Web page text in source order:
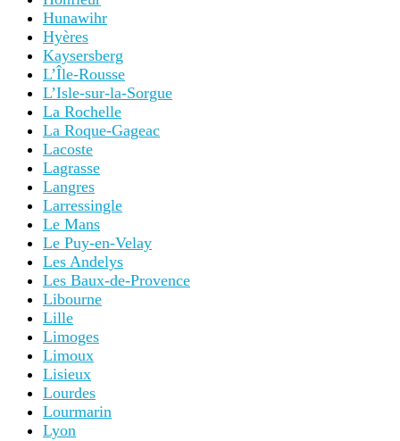
Hunawihr
Hyères
Kaysersberg
L’Île-Rousse
L’Isle-sur-la-Sorgue
La Rochelle
La Roque-Gageac
Lacoste
Lagrasse
Langres
Larressingle
Le Mans
Le Puy-en-Velay
Les Andelys
Les Baux-de-Provence
Libourne
Lille
Limoges
Limoux
Lisieux
Lourdes
Lourmarin
Lyon